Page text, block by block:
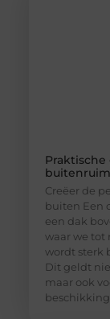
Creëer de
buiten Een
een dak
waar we tot
wordt sterk
Dit geldt
maar ook